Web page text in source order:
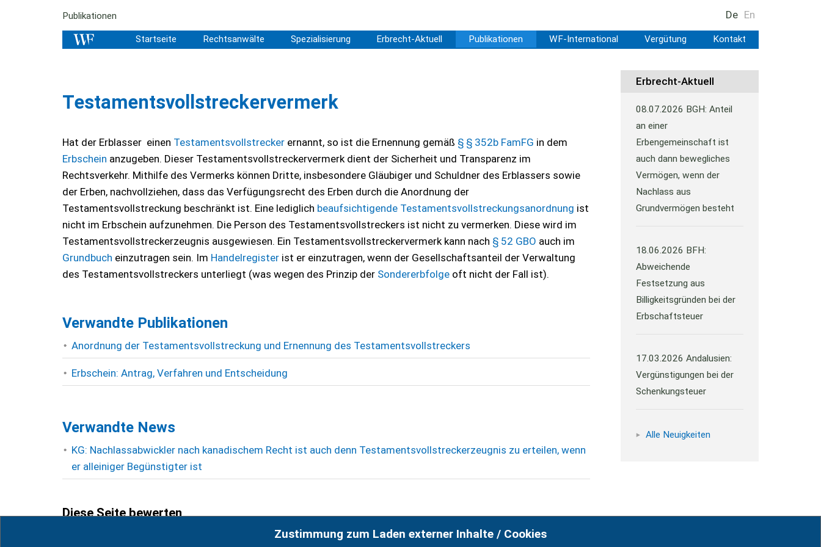
Publikationen De En
Startseite Rechtsanwälte Spezialisierung Erbrecht-Aktuell Publikationen WF-International Vergütung Kontakt
Testamentsvollstreckervermerk
Hat der Erblasser einen Testamentsvollstrecker ernannt, so ist die Ernennung gemäß § § 352b FamFG in dem
Erbschein anzugeben. Dieser Testamentsvollstreckervermerk dient der Sicherheit und Transparenz im
Rechtsverkehr. Mithilfe des Vermerks können Dritte, insbesondere Gläubiger und Schuldner des Erblassers sowie
der Erben, nachvollziehen, dass das Verfügungsrecht des Erben durch die Anordnung der
Testamentsvollstreckung beschränkt ist. Eine lediglich beaufsichtigende Testamentsvollstreckungsanordnung ist
nicht im Erbschein aufzunehmen. Die Person des Testamentsvollstreckers ist nicht zu vermerken. Diese wird im
Testamentsvollstreckerzeugnis ausgewiesen. Ein Testamentsvollstreckervermerk kann nach § 52 GBO auch im
Grundbuch einzutragen sein. Im Handelregister ist er einzutragen, wenn der Gesellschaftsanteil der Verwaltung
des Testamentsvollstreckers unterliegt (was wegen des Prinzip der Sondererbfolge oft nicht der Fall ist).
Verwandte Publikationen
Anordnung der Testamentsvollstreckung und Ernennung des Testamentsvollstreckers
Erbschein: Antrag, Verfahren und Entscheidung
Verwandte News
KG: Nachlassabwickler nach kanadischem Recht ist auch denn Testamentsvollstreckerzeugnis zu erteilen, wenn
er alleiniger Begünstigter ist
Diese Seite bewerten
Erbrecht-Aktuell
08.07.2026 BGH: Anteil
an einer
Erbengemeinschaft ist
auch dann bewegliches
Vermögen, wenn der
Nachlass aus
Grundvermögen besteht
18.06.2026 BFH:
Abweichende
Festsetzung aus
Billigkeitsgründen bei der
Erbschaftsteuer
17.03.2026Andalusien:
Vergünstigungen bei der
Schenkungsteuer
Alle Neuigkeiten
Zustimmung zum Laden externer Inhalte / Cookies